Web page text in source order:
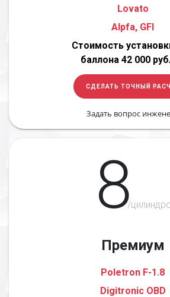
Lovato
Alpfa, GFI
Стоимость
баллона 42 000
СДЕЛАТЬ ТОЧНЫЙ
Задать вопрос
8/
Премиум
Poletron F-1.8
Digitronic OBD